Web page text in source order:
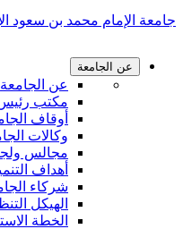
جامعة الإمام محمد بن سعود
عن الجامعة
عن الجامعة
مكتب رئيس
أوقاف
وكالات
مجالس
أهداف
شركاء
الهيكل
الخطة